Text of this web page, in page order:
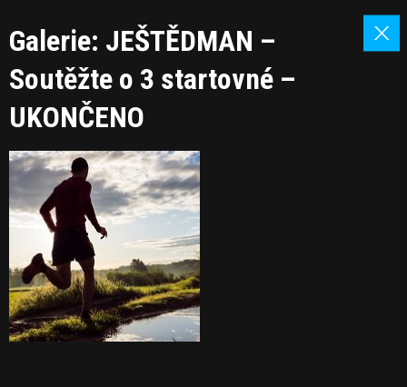
Galerie: JEŠTĚDMAN –
Soutěžte o 3 startovné –
UKONČENO